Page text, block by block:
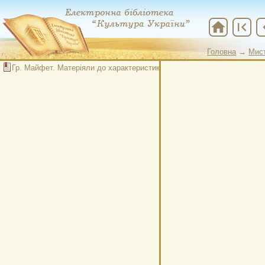
Головна →
Головна→
home first_page
Гр. Майфет. Матеріяли до характеристики творчості П. Тичини